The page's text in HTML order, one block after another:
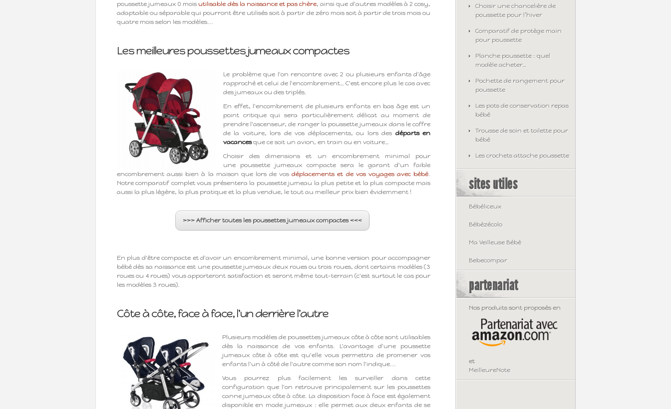
poussette jumeaux 0 mois utilisable dès la naissance et pas chère, ainsi que d'autres modèles à 2 cosy,
adaptable ou séparable qui pourront être utilisés soit à partir de zéro mois soit à partir de trois mois ou
quatre mois selon les modèles...
Les meilleures poussettes jumeaux compactes
Le problème que l'on rencontre avec 2 ou plusieurs enfants d'âge
rapproché et celui de l'encombrement… C'est encore plus le cas avec
des jumeaux ou des triplés.
En effet, l'encombrement de plusieurs enfants en bas âge est un
point critique qui sera particulièrement délicat au moment de
prendre l'ascenseur, de ranger la poussette jumeaux dans le coffre
de la voiture, lors de vos déplacements, ou lors des départs en
vacancesque ce soit un avion, en train ou en voiture…
Choisir des dimensions et un encombrement minimal pour
une poussette jumeaux compacte sera le garant d'un faible
encombrement aussi bien à la maison que lors de vosdéplacements et de vos voyages avec bébé.
Notre comparatif complet vous présentera la poussette jumeau la plus petite et la plus compacte mais
aussi la plus légère, la plus pratique et la plus vendue, le tout au meilleur prix bien évidemment !
>>> Afficher toutes les poussettes jumeaux compactes <<<
En plus d'être compacte et d'avoir un encombrement minimal, une bonne version pour accompagner
bébé dès sa naissance est une poussette jumeaux deux roues ou trois roues, dont certains modèles (3
roues ou 4 roues) vous apporteront satisfaction et seront même tout-terrain (c'est surtout le cas pour
les modèles 3 roues).
Côte à côte, face à face, l'un derrière l'autre
Plusieurs modèles de poussettes jumeaux côte à côte sont utilisables
dès la naissance de vos enfants. L'avantage d'une poussette
jumeaux côte à côte est qu'elle vous permettra de promener vos
enfants l'un à côté de l'autre comme son nom l'indique...
Vous pourrez plus facilement les surveiller dans cette
configuration que l'on retrouve principalement sur les poussettes
canne jumeaux côte à côte. La disposition face à face est également
disponible en mode jumeaux : elle permet aux deux enfants de se
Choisir une chancelière de
poussette pour l’hiver
Comparatif de protège main
pour poussette
Planche poussette : quel
modèle acheter…
Pochette de rangement pour
poussette
Les pots de conservation repas
bébé
Trousse de soin et toilette pour
bébé
Les crochets attache poussette
sites utiles
Bébéliceux
Bébézécolo
Ma Veilleuse Bébé
Bebecompar
partenariat
Nos produits sont proposés en
et
MeilleureNote